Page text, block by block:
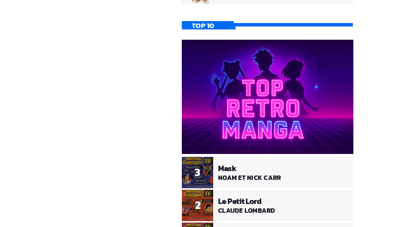
TOP 10
2 Le Petit Lord
CLAUDE LOMBARD
3 Mask
NOAM ET NICK CARR